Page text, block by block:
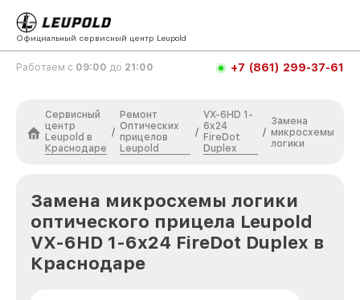
Официальный сервисный центр Leupold
Работаем с 09:00 до 21:00 +7 (861) 299-37-61
Сервисный
центр
Leupold в
Краснодаре
/
Ремонт
Оптических
прицелов
Leupold
/
VX-6HD 1-
6x24
FireDot
Duplex
/
Замена
микросхемы
логики
Замена микросхемы логики
оптического прицела Leupold
VX-6HD 1-6x24 FireDot Duplex в
Краснодаре